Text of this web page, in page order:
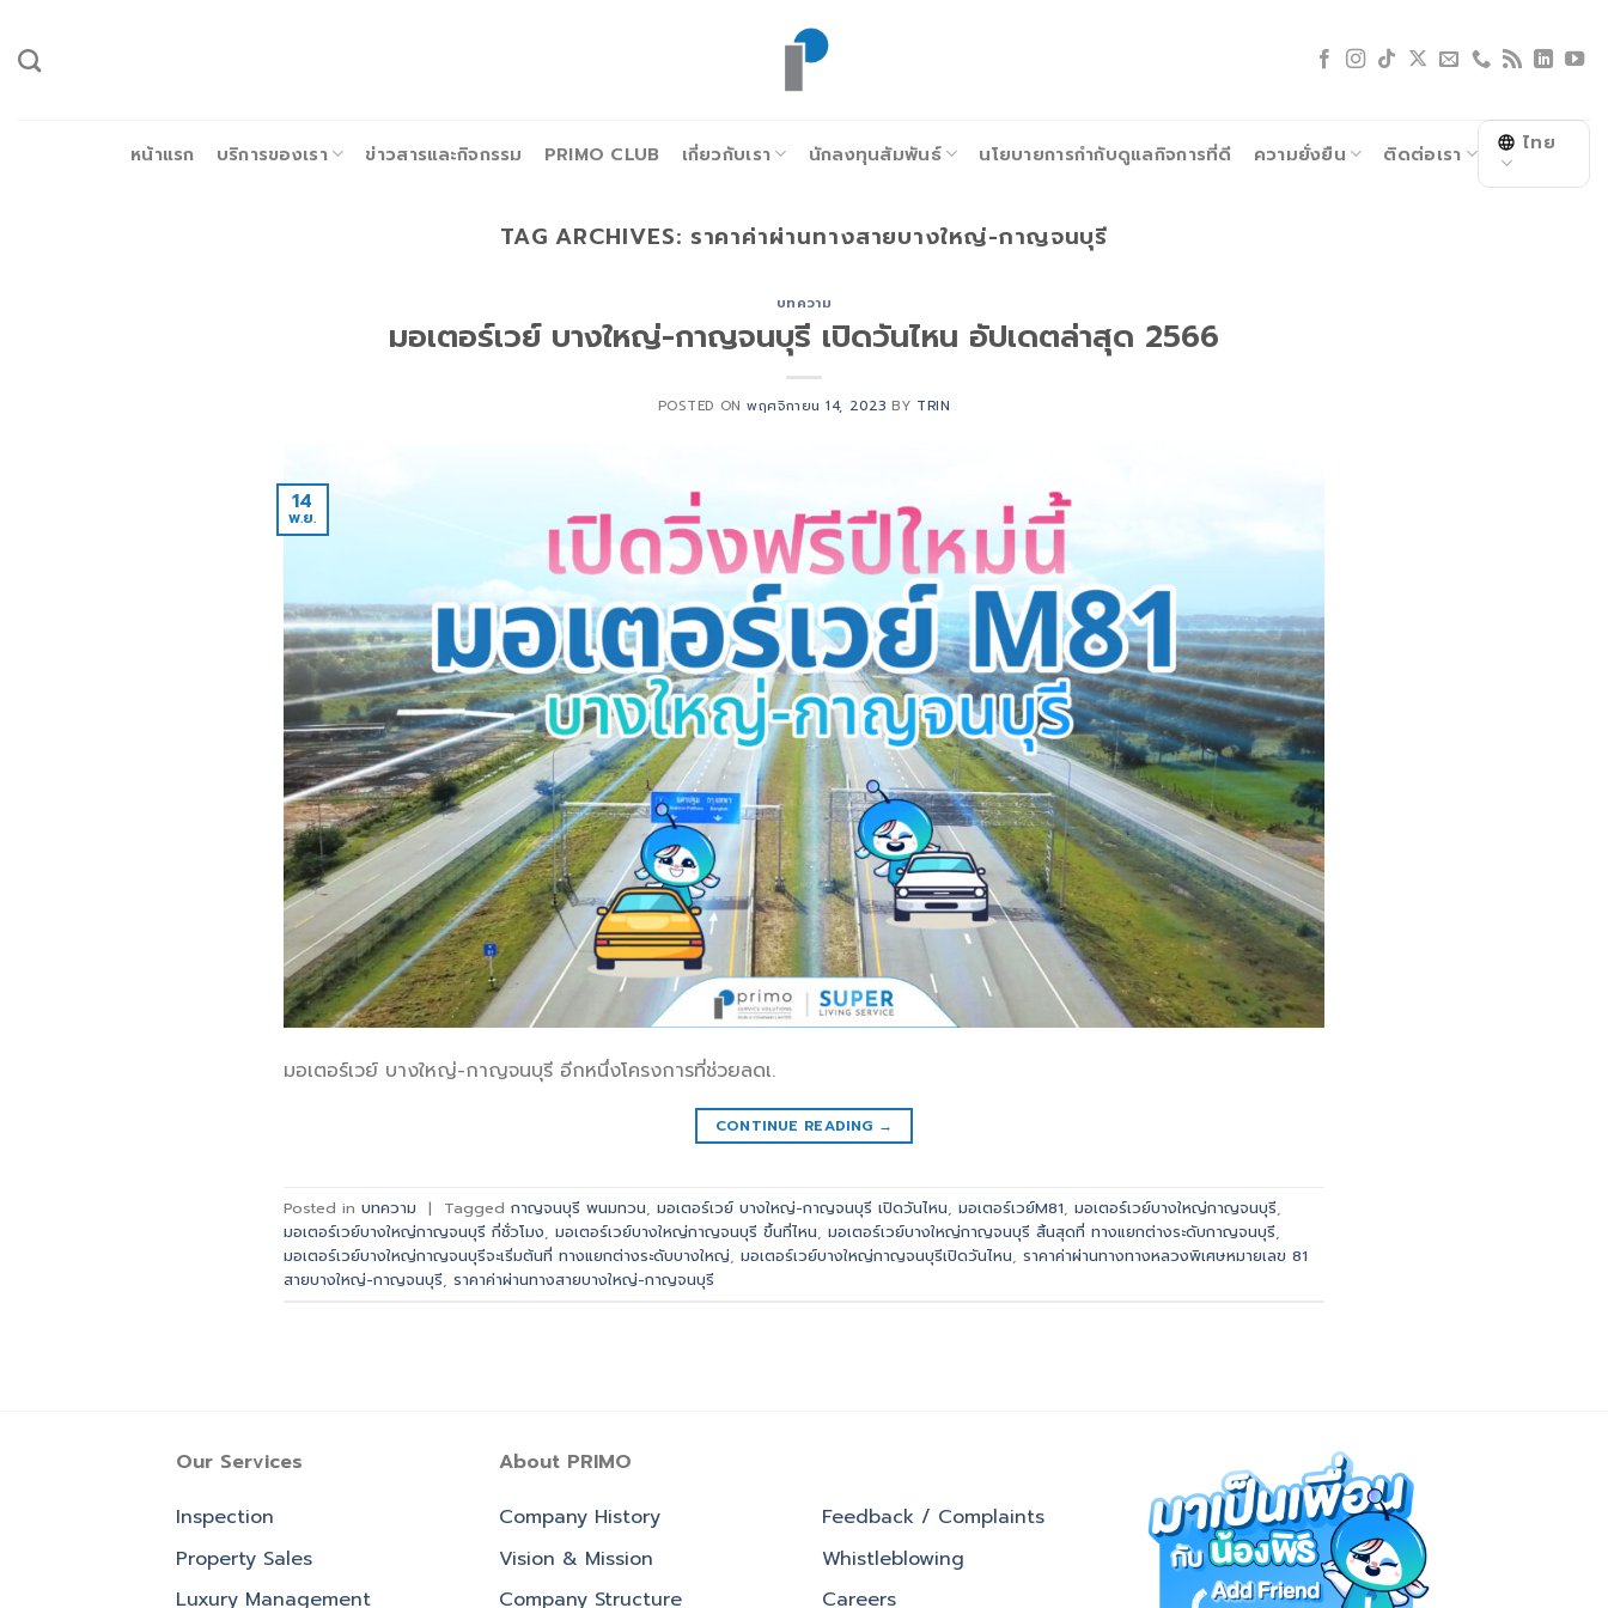
ยัง
หน้าแรก บริการของเรา ข่าวสารและกิจกรรม PRIMO CLUB เกี่ยวกับเรา นักลงทุนสัมพันธ์ นโยบายการกำกับดูแลกิจการที่ดี ความยั่งยืน ติดต่อเรา ไทย
TAG ARCHIVES: ราคาค่าผ่านทางสายบางใหญ่-กาญจนบุรี
บทความ
มอเตอร์เวย์ บางใหญ่-กาญจนบุรี เปิดวันไหน อัปเดตล่าสุด 2566
POSTED ONพฤศจิกายน 14, 2023 BY TRIN
14
พ.ย.
มอเตอร์เวย์ บางใหญ่-กาญจนบุรี อีกหนึ่งโครงการที่ช่วยลดเ.
CONTINUE READING →
Posted in บทความ | Tagged กาญจนบุรี พนมทวน มอเตอร์เวย์ บางใหญ่-กาญจนบุรี เปิดวันไหน มอเตอร์เวย์M81 มอเตอร์เวย์บางใหญ่กาญจนบุรี
มอเตอร์เวย์บางใหญ่กาญจนบุรี กี่ชั่วโมง มอเตอร์เวย์บางใหญ่กาญจนบุรี ขึ้นที่ไหน มอเตอร์เวย์บางใหญ่กาญจนบุรี สิ้นสุดที่ ทางแยกต่างระดับกาญจนบุรี
มอเตอร์เวย์บางใหญ่กาญจนบุรีจะเริ่มต้นที่ ทางแยกต่างระดับบางใหญ่ มอเตอร์เวย์บางใหญ่กาญจนบุรีเปิดวันไหน ราคาค่าผ่านทางทางหลวงพิเศษหมายเลข 81
สายบางใหญ่-กาญจนบุรี ราคาค่าผ่านทางสายบางใหญ่-กาญจนบุรี
Our Services
Inspection
Property Sales
Luxury Management
About PRIMO
Company History
Vision & Mission
Company Structure
Feedback / Complaints
Whistleblowing
Careers